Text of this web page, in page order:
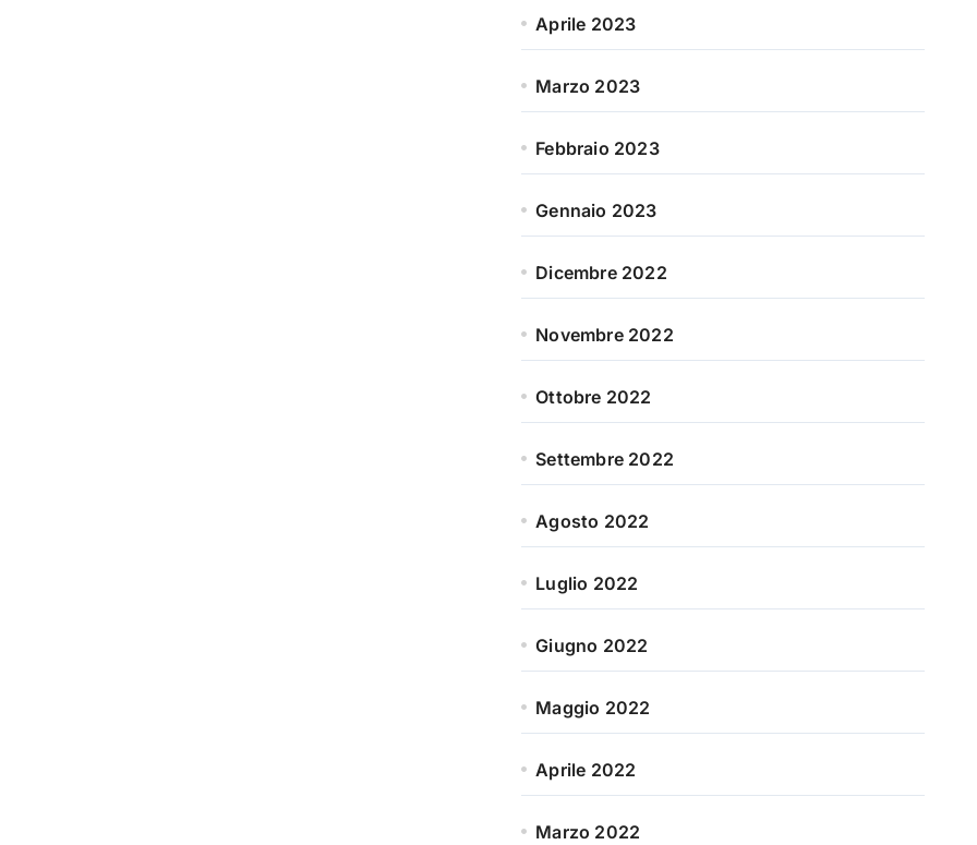
Aprile 2023
Marzo 2023
Febbraio 2023
Gennaio 2023
Dicembre 2022
Novembre 2022
Ottobre 2022
Settembre 2022
Agosto 2022
Luglio 2022
Giugno 2022
Maggio 2022
Aprile 2022
Marzo 2022